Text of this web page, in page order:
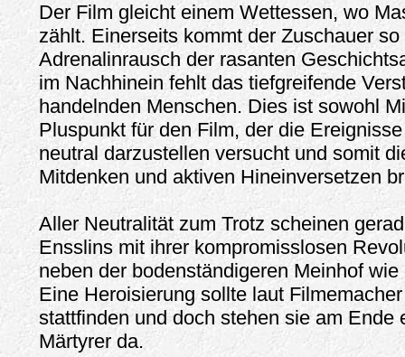
Der Film gleicht einem Wettessen, wo
zählt. Einerseits kommt der Zuschauer so
Adrenalinrausch der rasanten
im Nachhinein fehlt das tiefgreifende
handelnden Menschen. Dies ist sowohl
Pluspunkt für den Film, der die
neutral darzustellen versucht und somit
Mitdenken und aktiven Hineinversetzen
Aller Neutralität zum Trotz scheinen
Ensslins mit ihrer kompromisslosen
neben der bodenständigeren Meinhof
Eine Heroisierung sollte laut
stattfinden und doch stehen sie am Ende
Märtyrer da.